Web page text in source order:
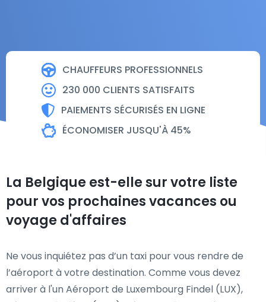
CHAUFFEURS PROFESSIONNELS
230 000 CLIENTS SATISFAITS
PAIEMENTS SÉCURISÉS EN LIGNE
ÉCONOMISER JUSQU'À 45%
La Belgique est-elle sur votre liste
pour vos prochaines vacances ou
voyage d'affaires
Ne vous inquiétez pas d’un taxi pour vous rendre de
l’aéroport à votre destination. Comme vous devez
arriver à l'un Aéroport de Luxembourg Findel (LUX),